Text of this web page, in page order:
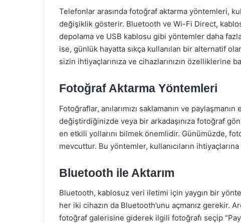
Telefonlar arasında fotoğraf aktarma yöntemleri,
değişiklik gösterir. Bluetooth ve Wi-Fi Direct,
depolama ve USB kablosu gibi yöntemler daha
ise, günlük hayatta sıkça kullanılan bir alternatif
sizin ihtiyaçlarınıza ve cihazlarınızın özelliklerine
Fotoğraf Aktarma Yöntemleri
Fotoğraflar, anılarımızı saklamanın ve
değiştirdiğinizde veya bir arkadaşınıza fotoğraf
en etkili yollarını bilmek önemlidir. Günümüzde,
mevcuttur. Bu yöntemler, kullanıcıların
Bluetooth ile Aktarım
Bluetooth, kablosuz veri iletimi için yaygın bir
her iki cihazın da Bluetooth’unu açmanız gerekir.
fotoğraf galerisine giderek ilgili fotoğrafı seçip